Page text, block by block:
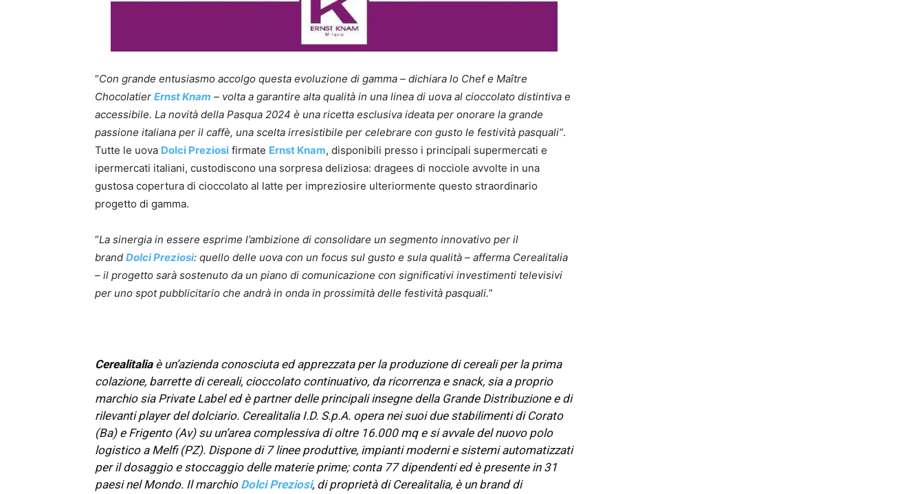
“Con grande entusiasmo accolgo questa evoluzione di gamma – dichiara lo Chef e Maître
Chocolatier Ernst Knam – volta a garantire alta qualità in una linea di uova al cioccolato distintiva e
accessibile. La novità della Pasqua 2024 è una ricetta esclusiva ideata per onorare la grande
passione italiana per il caffè, una scelta irresistibile per celebrare con gusto le festività pasquali”.
Tutte le uova Dolci Preziosi firmate Ernst Knam, disponibili presso i principali supermercati e
ipermercati italiani, custodiscono una sorpresa deliziosa: dragees di nocciole avvolte in una
gustosa copertura di cioccolato al latte per impreziosire ulteriormente questo straordinario
progetto di gamma.
“La sinergia in essere esprime l’ambizione di consolidare un segmento innovativo per il
brand Dolci Preziosi: quello delle uova con un focus sul gusto e sula qualità – afferma Cerealitalia
– il progetto sarà sostenuto da un piano di comunicazione con significativi investimenti televisivi
per uno spot pubblicitario che andrà in onda in prossimità delle festività pasquali.”
Cerealitalia è un’azienda conosciuta ed apprezzata per la produzione di cereali per la prima
colazione, barrette di cereali, cioccolato continuativo, da ricorrenza e snack, sia a proprio
marchio sia Private Label ed è partner delle principali insegne della Grande Distribuzione e di
rilevanti player del dolciario. Cerealitalia I.D. S.p.A. opera nei suoi due stabilimenti di Corato
(Ba) e Frigento (Av) su un’area complessiva di oltre 16.000 mq e si avvale del nuovo polo
logistico a Melfi (PZ). Dispone di 7 linee produttive, impianti moderni e sistemi automatizzati
per il dosaggio e stoccaggio delle materie prime; conta 77 dipendenti ed è presente in 31
paesi nel Mondo. Il marchio Dolci Preziosi, di proprietà di Cerealitalia, è un brand di